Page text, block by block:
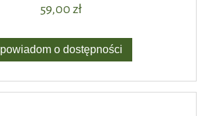
59,00 zł
powiadom o dostępności